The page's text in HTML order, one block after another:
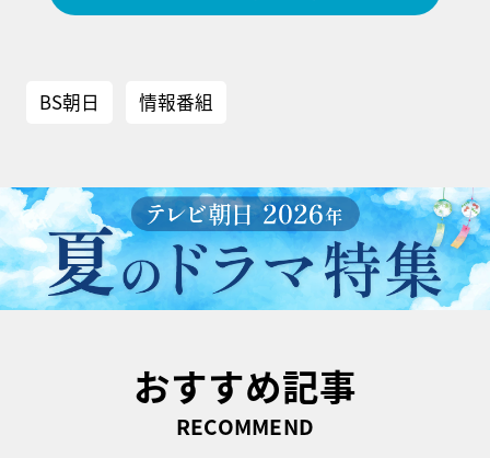
BS朝日 情報番組
おすすめ記事
RECOMMEND